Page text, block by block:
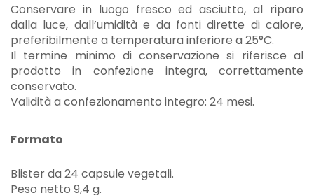
Conservare in luogo fresco ed asciutto, al riparo
dalla luce, dall’umidità e da fonti dirette di calore,
preferibilmente a temperatura inferiore a 25°C.
Il termine minimo di conservazione si riferisce al
prodotto in confezione integra, correttamente
conservato.
Validità a confezionamento integro: 24 mesi.
Formato
Blister da 24 capsule vegetali.
Peso netto 9,4 g.